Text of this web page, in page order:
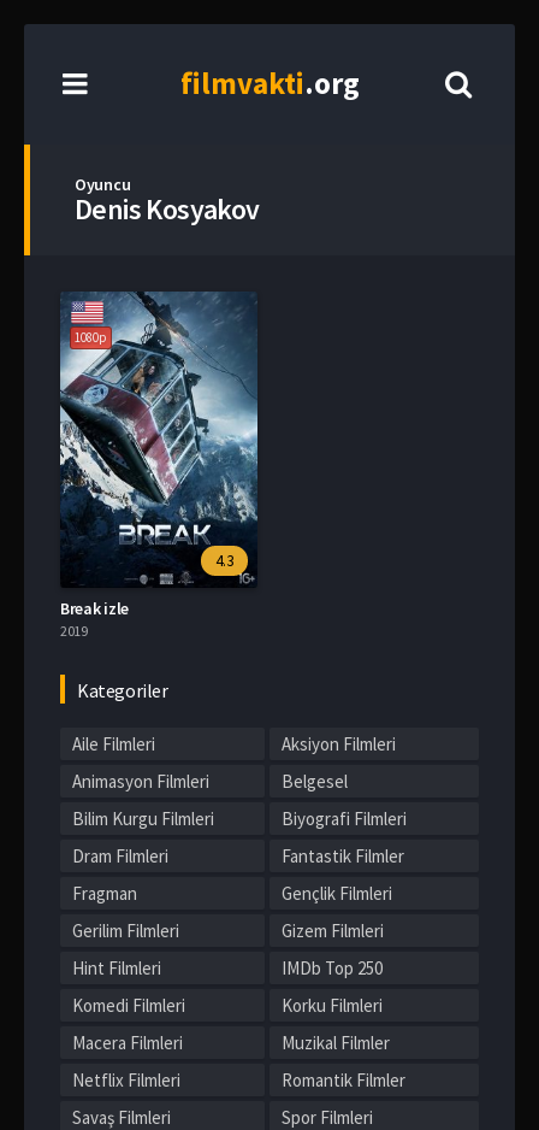
filmvakti.org
Oyuncu
Denis Kosyakov
1080p
4.3
Break izle
2019
Kategoriler
Aile Filmleri
Aksiyon Filmleri
Animasyon Filmleri
Belgesel
Bilim Kurgu Filmleri
Biyografi Filmleri
Dram Filmleri
Fantastik Filmler
Fragman
Gençlik Filmleri
Gerilim Filmleri
Gizem Filmleri
Hint Filmleri
IMDb Top 250
Komedi Filmleri
Korku Filmleri
Macera Filmleri
Muzikal Filmler
Netflix Filmleri
Romantik Filmler
Savaş Filmleri
Spor Filmleri